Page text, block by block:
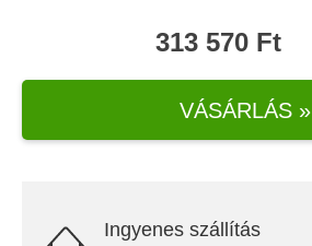
313 570 Ft
VÁSÁRLÁS »
Ingyenes szállítás